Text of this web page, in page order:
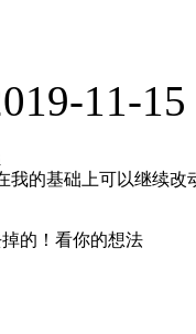
11-
我的基础上可以继续改
的！看你的想法